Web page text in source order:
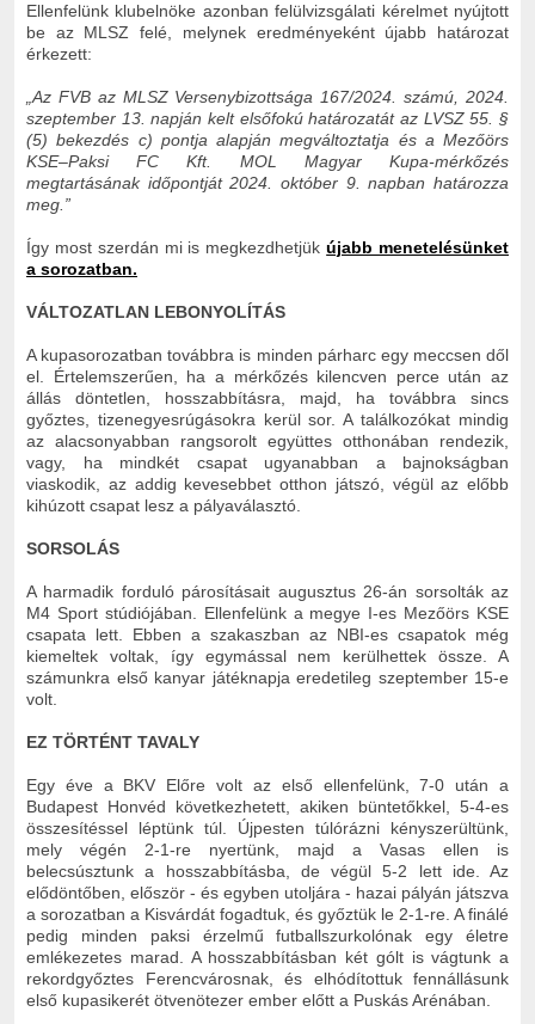
Ellenfelünk klubelnöke azonban felülvizsgálati kérelmet nyújtott
be az MLSZ felé, melynek eredményeként újabb határozat
érkezett:
„Az FVB az MLSZ Versenybizottsága 167/2024. számú, 2024.
szeptember 13. napján kelt elsőfokú határozatát az LVSZ 55. §
(5) bekezdés c) pontja alapján megváltoztatja és a Mezőörs
KSE–Paksi FC Kft. MOL Magyar Kupa-mérkőzés
megtartásának időpontját 2024. október 9. napban határozza
meg.”
Így most szerdán mi is megkezdhetjükújabb menetelésünket
a sorozatban.
VÁLTOZATLAN LEBONYOLÍTÁS
A kupasorozatban továbbra is minden párharc egy meccsen dől
el. Értelemszerűen, ha a mérkőzés kilencven perce után az
állás döntetlen, hosszabbításra, majd, ha továbbra sincs
győztes, tizenegyesrúgásokra kerül sor. A találkozókat mindig
az alacsonyabban rangsorolt együttes otthonában rendezik,
vagy, ha mindkét csapat ugyanabban a bajnokságban
viaskodik, az addig kevesebbet otthon játszó, végül az előbb
kihúzott csapat lesz a pályaválasztó.
SORSOLÁS
A harmadik forduló párosításait augusztus 26-án sorsolták az
M4 Sport stúdiójában. Ellenfelünk a megye I-es Mezőörs KSE
csapata lett. Ebben a szakaszban az NBI-es csapatok még
kiemeltek voltak, így egymással nem kerülhettek össze. A
számunkra első kanyar játéknapja eredetileg szeptember 15-e
volt.
EZ TÖRTÉNT TAVALY
Egy éve a BKV Előre volt az első ellenfelünk, 7-0 után a
Budapest Honvéd következhetett, akiken büntetőkkel, 5-4-es
összesítéssel léptünk túl. Újpesten túlórázni kényszerültünk,
mely végén 2-1-re nyertünk, majd a Vasas ellen is
belecsúsztunk a hosszabbításba, de végül 5-2 lett ide. Az
elődöntőben, először - és egyben utoljára - hazai pályán játszva
a sorozatban a Kisvárdát fogadtuk, és győztük le 2-1-re. A finálé
pedig minden paksi érzelmű futballszurkolónak egy életre
emlékezetes marad. A hosszabbításban két gólt is vágtunk a
rekordgyőztes Ferencvárosnak, és elhódítottuk fennállásunk
első kupasikerét ötvenötezer ember előtt a Puskás Arénában.